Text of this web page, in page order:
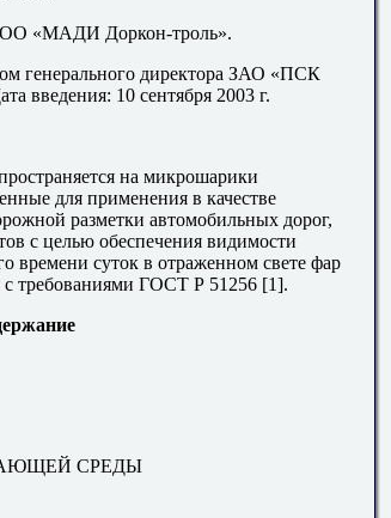
«МАДИ Доркон-троль».
генерального директора ЗАО «ПСК
введения: 10 сентября 2003 г.
на микрошарики
для применения в качестве
разметки автомобильных дорог,
с целью обеспечения видимости
времени суток в отраженном свете фар
с требованиями ГОСТ Р 51256 [1].
СРЕДЫ